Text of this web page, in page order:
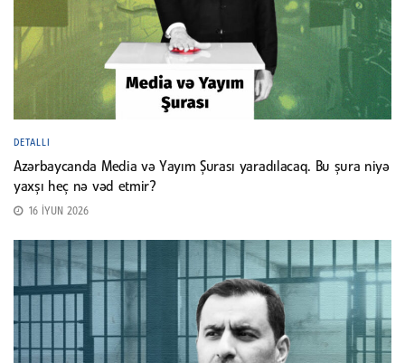
DETALLI
Azərbaycanda Media və Yayım Şurası yaradılacaq. Bu şura niyə
yaxşı heç nə vəd etmir?
16 İYUN 2026